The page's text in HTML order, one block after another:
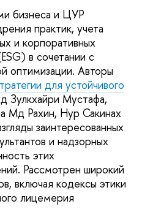
бизнеса и ЦУР
практик, учета
и корпоративных
в сочетании с
оптимизации. Авторы
для устойчивого
Зулкхайри Мустафа,
Мд Рахин, Нур Сакинах
заинтересованных
и надзорных
этих
Рассмотрен широкий
включая кодексы этики
лицемерия